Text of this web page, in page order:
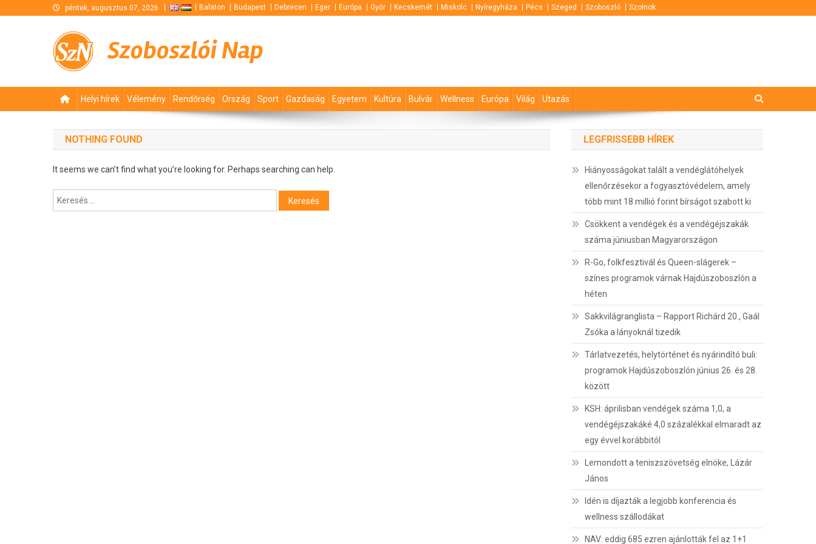
péntek, augusztus 07, 2026 Balaton Budapest Debrecen Eger Európa Győr Kecskemét Miskolc Nyíregyháza Pécs Szeged Szoboszló Szolnok
Szoboszlói Nap
Helyi hírek Vélemény Rendőrség Ország Sport Gazdaság Egyetem Kultúra Bulvár Wellness Európa Világ Utazás
NOTHING FOUND
It seems we can’t find what you’re looking for. Perhaps searching can help.
Keresés:
LEGFRISSEBB HÍREK
Hiányosságokat talált a vendéglátóhelyek
ellenőrzésekor a fogyasztóvédelem, amely
több mint 18 millió forint bírságot szabott ki
Csökkent a vendégek és a vendégéjszakák
száma júniusban Magyarországon
R-Go, folkfesztivál és Queen-slágerek –
színes programok várnak Hajdúszoboszlón a
héten
Sakkvilágranglista – Rapport Richárd 20., Gaál
Zsóka a lányoknál tizedik
Tárlatvezetés, helytörténet és nyárindító buli:
programok Hajdúszoboszlón június 26. és 28.
között
KSH: áprilisban vendégek száma 1,0, a
vendégéjszakáké 4,0 százalékkal elmaradt az
egy évvel korábbitól
Lemondott a teniszszövetség elnöke, Lázár
János
Idén is díjazták a legjobb konferencia és
wellness szállodákat
NAV: eddig 685 ezren ajánlották fel az 1+1